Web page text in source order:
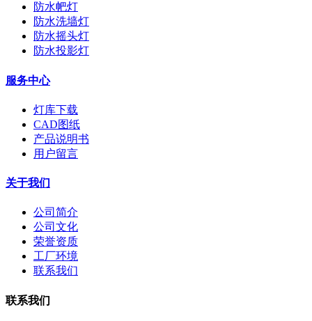
防水帊灯
防水洗墙灯
防水摇头灯
防水投影灯
服务中心
灯库下载
CAD图纸
产品说明书
用户留言
关于我们
公司简介
公司文化
荣誉资质
工厂环境
联系我们
联系我们